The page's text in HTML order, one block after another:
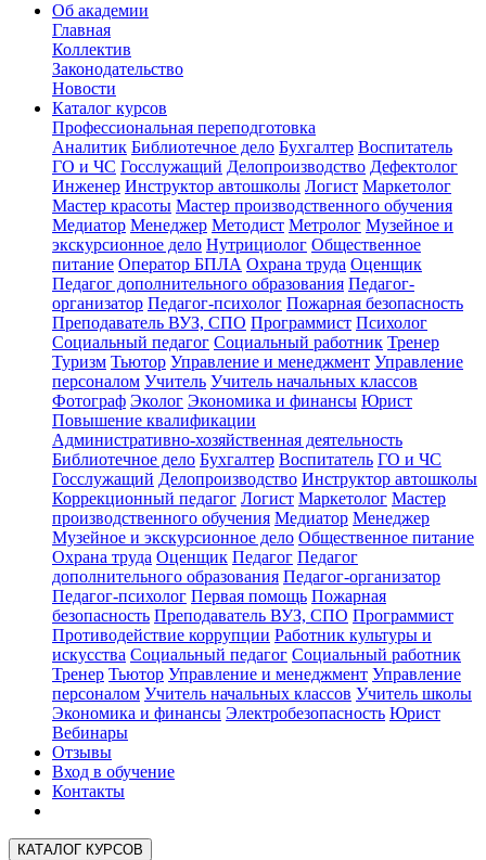
Об академии
Главная
Коллектив
Законодательство
Новости
Каталог курсов
Профессиональная переподготовка
Аналитик Библиотечное дело Бухгалтер Воспитатель
ГО и ЧС Госслужащий Делопроизводство Дефектолог
Инженер Инструктор автошколы Логист Маркетолог
Мастер красоты Мастер производственного обучения
Медиатор Менеджер Методист Метролог Музейное и
экскурсионное дело Нутрициолог Общественное
питание Оператор БПЛА Охрана труда Оценщик
Педагог дополнительного образования Педагог-
организатор Педагог-психолог Пожарная безопасность
Преподаватель ВУЗ, СПО Программист Психолог
Социальный педагог Социальный работник Тренер
Туризм Тьютор Управление и менеджмент Управление
персоналом Учитель Учитель начальных классов
Фотограф Эколог Экономика и финансы Юрист
Повышение квалификации
Административно-хозяйственная деятельность
Библиотечное дело Бухгалтер Воспитатель ГО и ЧС
Госслужащий Делопроизводство Инструктор автошколы
Коррекционный педагог Логист Маркетолог Мастер
производственного обучения Медиатор Менеджер
Музейное и экскурсионное дело Общественное питание
Охрана труда Оценщик Педагог Педагог
дополнительного образования Педагог-организатор
Педагог-психолог Первая помощь Пожарная
безопасность Преподаватель ВУЗ, СПО Программист
Противодействие коррупции Работник культуры и
искусства Социальный педагог Социальный работник
Тренер Тьютор Управление и менеджмент Управление
персоналом Учитель начальных классов Учитель школы
Экономика и финансы Электробезопасность Юрист
Вебинары
Отзывы
Вход в обучение
Контакты
КАТАЛОГ КУРСОВ